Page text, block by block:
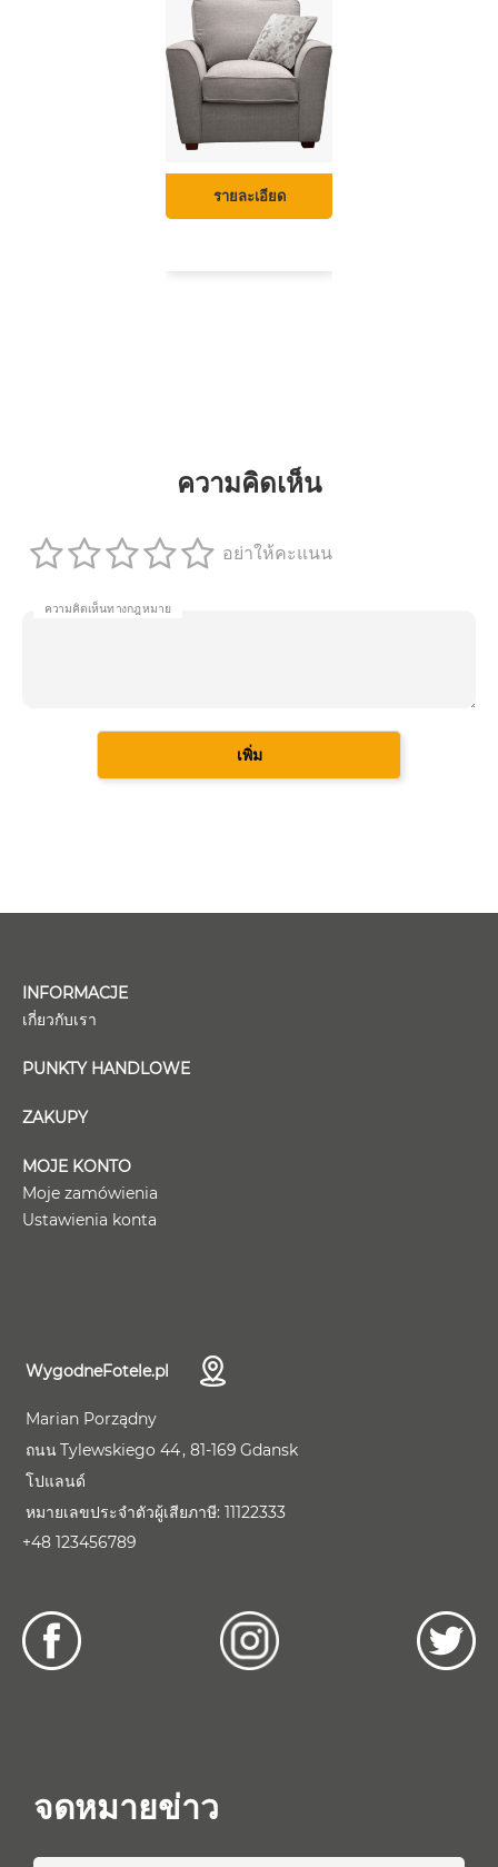
รายละเอียด
ความคิดเห็น
อย่าให้คะแนน
ความคิดเห็นทางกฎหมาย
เพิ่ม
INFORMACJE
เกี่ยวกับเรา
PUNKTY HANDLOWE
ZAKUPY
MOJE KONTO
Moje zamówienia
Ustawienia konta
WygodneFotele.pl
Marian Porządny
ถนน Tylewskiego 44 81-169 Gdansk
โปแลนด์
หมายเลขประจำตัวผู้เสียภาษี: 11122333
+48 123456789
จดหมายข่าว